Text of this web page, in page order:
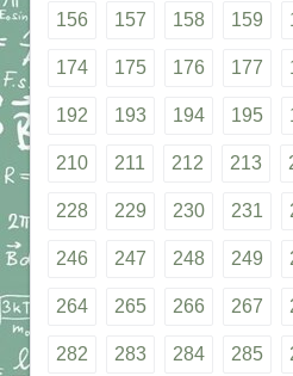
156 157 158 159
174 175 176 177
192 193 194 195
210 211 212 213
228 229 230 231
246 247 248 249
264 265 266 267
282 283 284 285